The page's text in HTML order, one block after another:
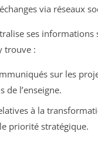
via réseaux
ses
trouve :
sur les
de l’enseigne.
à la
priorité stratégique.